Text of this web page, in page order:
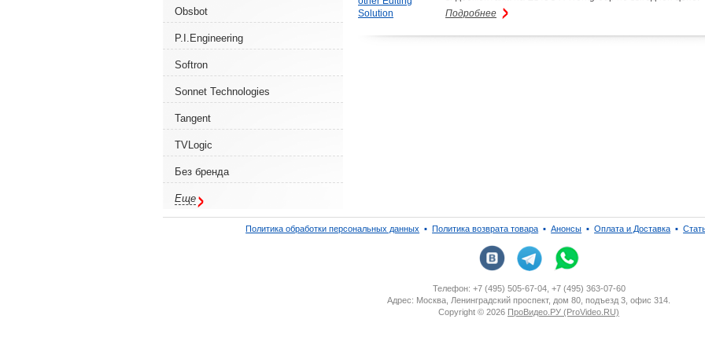
Obsbot
P.I.Engineering
Softron
Sonnet Technologies
Tangent
TVLogic
Без бренда
Еще
Подробнее
Политика обработки персональных данных ▪ Политика возврата товара ▪ Анонсы ▪ Оплата и Доставка ▪
Телефон: +7 (495) 505-67-04, +7 (495) 363-07-60
Адрес: Москва, Ленинградский проспект, дом 80, подъезд 3, офис 314.
Copyright © 2026 ПроВидео.РУ (ProVideo.RU)